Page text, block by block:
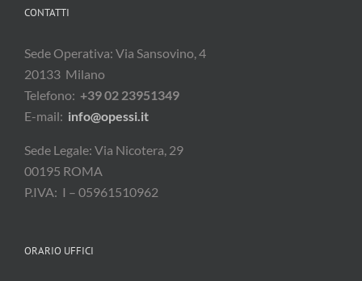
CONTATTI
Sede Operativa: Via Sansovino, 4
20133 Milano
Telefono: +39 02 23951349
E-mail: info@opessi.it
Sede Legale: Via Nicotera, 29
00195 ROMA
P.IVA: I – 05961510962
ORARIO UFFICI